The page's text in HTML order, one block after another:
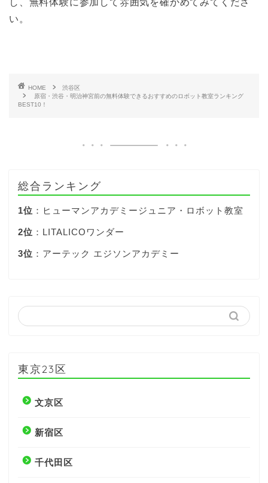
い。
HOME
渋谷区
原宿・渋谷・明治神宮前の無料体験できるおすすめのロボット教室ランキング
BEST10！
総合ランキング
1位 ：ヒューマンアカデミージュニア・ロボット教室
2位 ：LITALICOワンダー
3位 ：アーテック エジソンアカデミー
東京23区
文京区
新宿区
千代田区